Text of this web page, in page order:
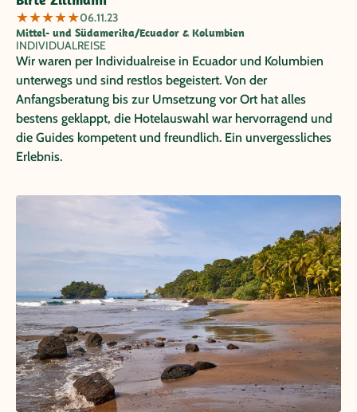
★★★★★06.11.23
Mittel- und Südamerika/Ecuador & Kolumbien
INDIVIDUALREISE
Wir waren per Individualreise in Ecuador und Kolumbien
unterwegs und sind restlos begeistert. Von der
Anfangsberatung bis zur Umsetzung vor Ort hat alles
bestens geklappt, die Hotelauswahl war hervorragend und
die Guides kompetent und freundlich. Ein unvergessliches
Erlebnis.